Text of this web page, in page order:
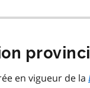
en vigueur de la